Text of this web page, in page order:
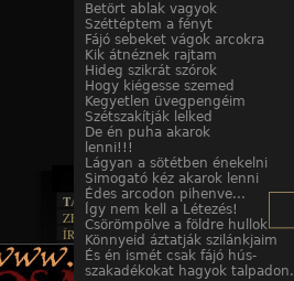
Betört ablak vagyok
Széttéptem a fényt
Fájó sebeket vágok arcokra
Kik átnéznek rajtam
Hideg szikrát szórok
Hogy kiégesse szemed
Kegyetlen üvegpengéim
Szétszakítják lelked
De én puha akarok
lenni!!!
Lágyan a sötétben énekelni
Simogató kéz akarok lenni
Édes arcodon pihenve...
Így nem kell a Létezés!
Csörömpölve a földre hullok
Könnyeid áztatják szilánkjaim
És én ismét csak fájó hús-
szakadékokat hagyok talpadon.
TAJTÉKOS LAPOK
ZENE
EGYÜTTESEK
INTERJÚK
FORDÍTÁSOK
ÍRÁSOK
IRODALOM
FILM
BOSZORKÁNYKONYHA
FEKETE HUMOR